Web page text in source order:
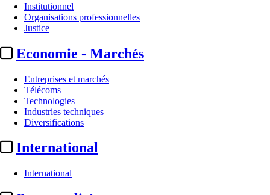
Institutionnel
Organisations professionnelles
Justice
Economie - Marchés
Entreprises et marchés
Télécoms
Technologies
Industries techniques
Diversifications
International
International